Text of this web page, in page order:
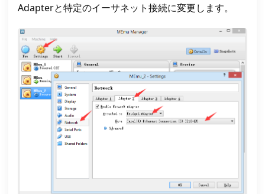
Adapterと特定のイーサネット接続に変更します。